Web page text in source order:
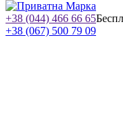
+38 (044) 466 66 65
+38 (067) 500 79 09